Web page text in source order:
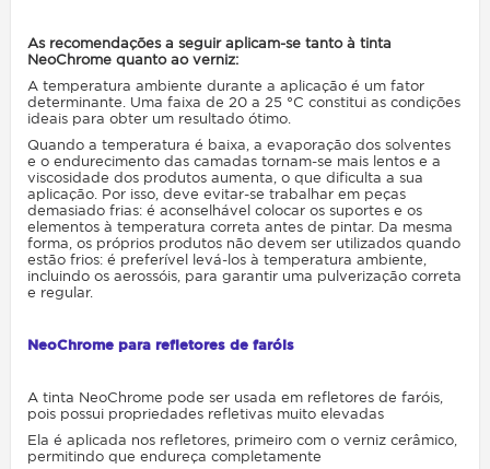
As recomendações a seguir aplicam-se tanto à tinta
NeoChrome quanto ao verniz:
A temperatura ambiente durante a aplicação é um fator
determinante. Uma faixa de 20 a 25 °C constitui as condições
ideais para obter um resultado ótimo.
Quando a temperatura é baixa, a evaporação dos solventes
e o endurecimento das camadas tornam-se mais lentos e a
viscosidade dos produtos aumenta, o que dificulta a sua
aplicação. Por isso, deve evitar-se trabalhar em peças
demasiado frias: é aconselhável colocar os suportes e os
elementos à temperatura correta antes de pintar. Da mesma
forma, os próprios produtos não devem ser utilizados quando
estão frios: é preferível levá-los à temperatura ambiente,
incluindo os aerossóis, para garantir uma pulverização correta
e regular.
NeoChrome para refletores de faróis
A tinta NeoChrome pode ser usada em refletores de faróis,
pois possui propriedades refletivas muito elevadas
Ela é aplicada nos refletores, primeiro com o verniz cerâmico,
permitindo que endureça completamente